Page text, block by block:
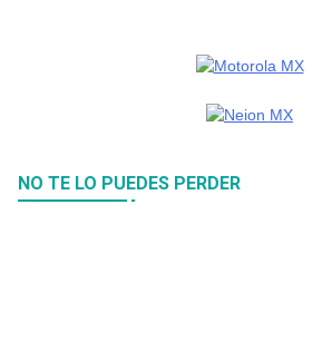
NO TE LO PUEDES PERDER